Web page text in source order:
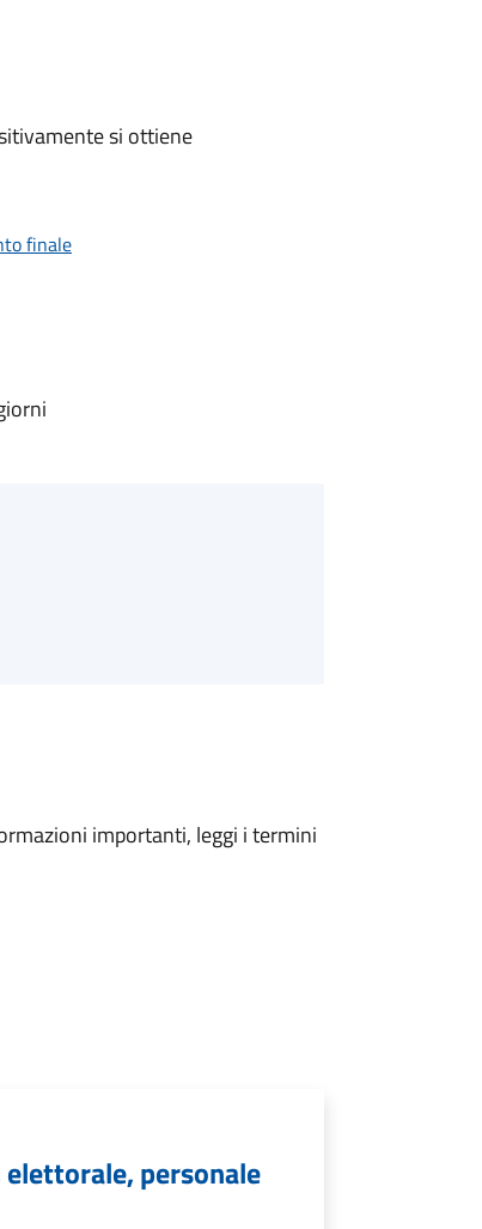
si ottiene
finale
importanti, leggi i termini
personale